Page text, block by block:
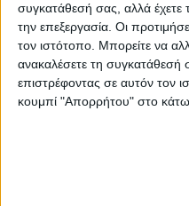
συγκατάθεσή σας, αλλά έχετε
την επεξεργασία. Οι
τον ιστότοπο. Μπορείτε να
ανακαλέσετε τη συγκατάθεσή
επιστρέφοντας σε αυτόν τον
κουμπί "Απορρήτου" στο κάτω
ΠΡΟΗΓΟΥΜΕΝΟ ΑΡΘΡΟ
Στις 10 το πρωί η έναρξη
μαθημάτων στα σχολεία
σήμερα στους Δήμους
Καρδίτσας, Παλαμά και
Σοφάδων